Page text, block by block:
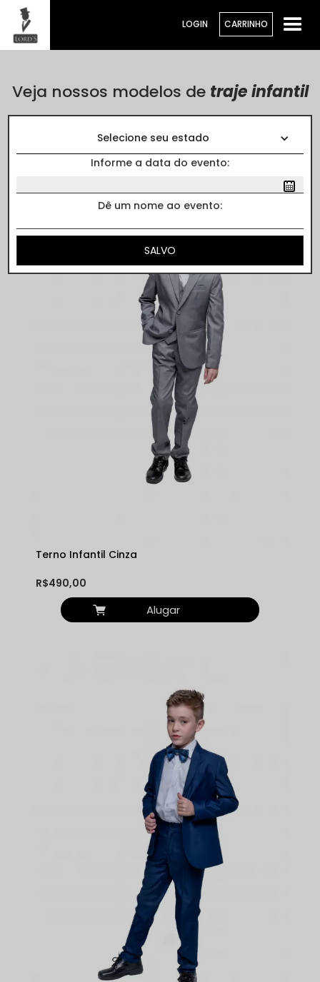
LOGIN CARRINHO
Selecione seu estado
Informe a data do evento:
Dê um nome ao evento:
Veja nossos modelos de traje infantil
Terno Infantil Cinza
R$490,00
Alugar